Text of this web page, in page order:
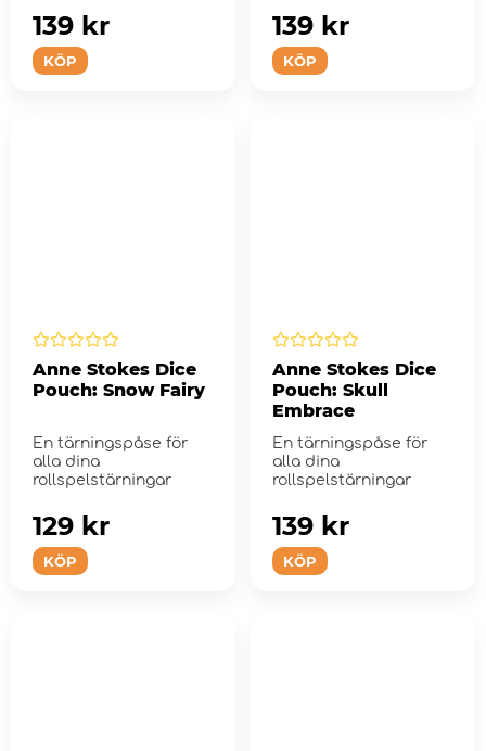
KÖP
139 kr
KÖP
139 kr
Anne Stokes Dice
Pouch: Snow Fairy
En tärningspåse för
alla dina
rollspelstärningar
KÖP
129 kr
Anne Stokes Dice
Pouch: Skull
Embrace
En tärningspåse för
alla dina
rollspelstärningar
KÖP
139 kr